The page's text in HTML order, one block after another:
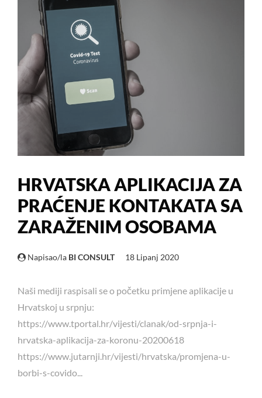
HRVATSKA APLIKACIJA ZA
PRAĆENJE KONTAKATA SA
ZARAŽENIM OSOBAMA
Napisao/la BI CONSULT 18 Lipanj 2020
Naši mediji raspisali se o početku primjene aplikacije u
Hrvatskoj u srpnju:
https://www.tportal.hr/vijesti/clanak/od-srpnja-i-
hrvatska-aplikacija-za-koronu-20200618
https://www.jutarnji.hr/vijesti/hrvatska/promjena-u-
borbi-s-covido...